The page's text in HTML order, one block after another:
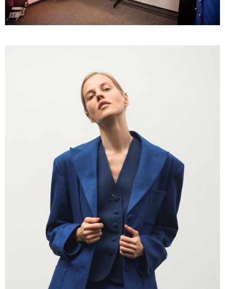
Hisense წარმოგიდგენთ გზავნილს "ინოვაციები
უკეთესი ცხოვრებისათვის" FIFA-ს 2026 წლის
მსოფლიო ჩემპიონატზე™
11:28 / 06-08-2026
"მასშტაბური სამუშაოების
შედეგად, რკინიგზის
მომხმარებლები შეძლებენ, რომ
თბილისიდან ბათუმში 4 საათში
იმგზავრონ" - ეკონომიკის
მინისტრის მოადგილე
11:16 / 06-08-2026